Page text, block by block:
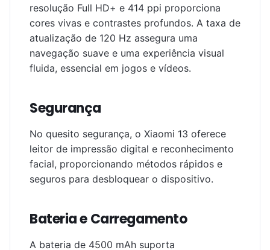
resolução Full HD+ e 414 ppi proporciona
cores vivas e contrastes profundos. A taxa de
atualização de 120 Hz assegura uma
navegação suave e uma experiência visual
fluida, essencial em jogos e vídeos.
Segurança
No quesito segurança, o Xiaomi 13 oferece
leitor de impressão digital e reconhecimento
facial, proporcionando métodos rápidos e
seguros para desbloquear o dispositivo.
Bateria e Carregamento
A bateria de 4500 mAh suporta